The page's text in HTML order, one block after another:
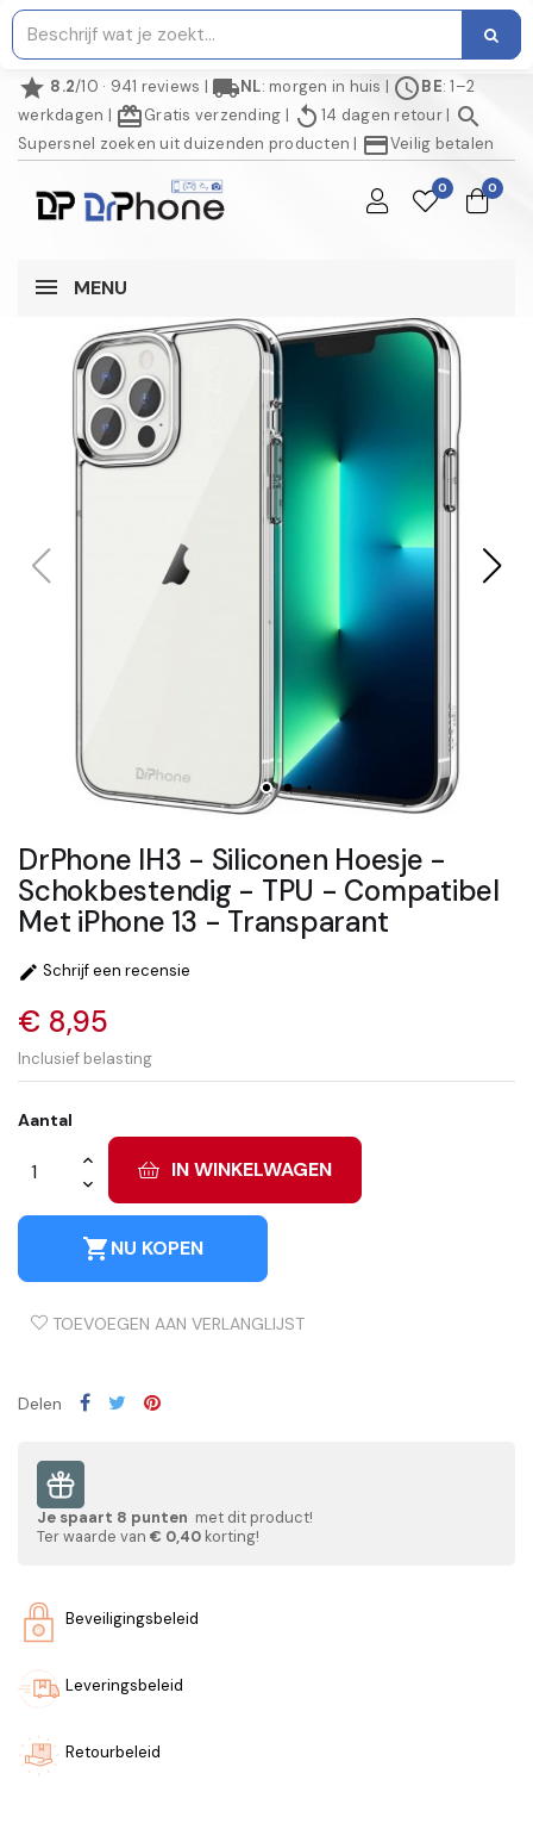
star 8.2/10 · 941 reviews | local_shippingNL: morgen in huis | scheduleBE: 1–2
werkdagen | redeemGratis verzending | replay 14 dagen retour| search
Supersnel zoeken uit duizenden producten | credit_cardVeilig betalen
0 0
MENU
DrPhone IH3 - Siliconen Hoesje -
Schokbestendig - TPU - Compatibel
Met iPhone 13 - Transparant
 Schrijf een recensie
€ 8,95
Inclusief belasting
Aantal
IN WINKELWAGEN
shopping_cartNU KOPEN
TOEVOEGEN AAN VERLANGLIJST
Delen
Je spaart 8 punten met dit product!
Ter waarde van € 0,40 korting!
Beveiligingsbeleid
Leveringsbeleid
Retourbeleid